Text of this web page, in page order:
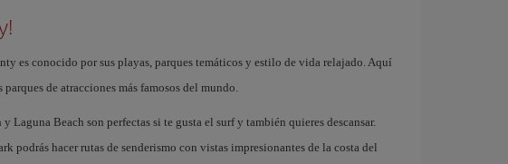
es conocido por sus playas, parques temáticos y estilo de vida relajado. Aquí
de atracciones más famosos del mundo.
Laguna Beach son perfectas si te gusta el surf y también quieres descansar.
podrás hacer rutas de senderismo con vistas impresionantes de la costa del